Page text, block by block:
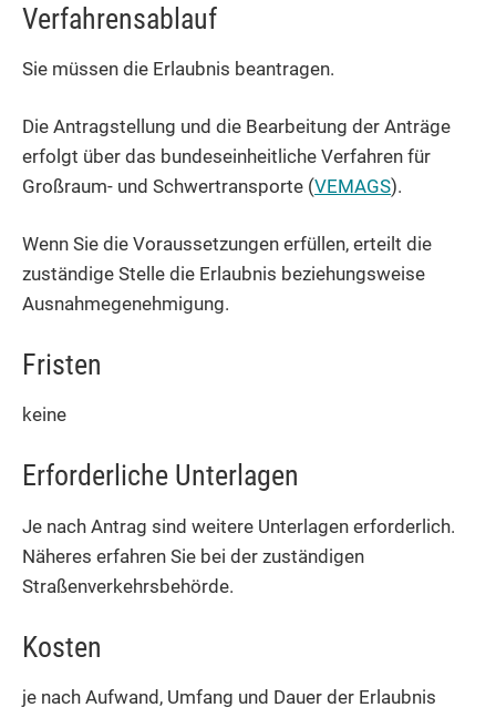
Verfahrensablauf
Sie müssen die Erlaubnis beantragen.
Die Antragstellung und die Bearbeitung der Anträge
erfolgt über das bundeseinheitliche Verfahren für
Großraum- und Schwertransporte (VEMAGS).
Wenn Sie die Voraussetzungen erfüllen, erteilt die
zuständige Stelle die Erlaubnis beziehungsweise
Ausnahmegenehmigung.
Fristen
keine
Erforderliche Unterlagen
Je nach Antrag sind weitere Unterlagen erforderlich.
Näheres erfahren Sie bei der zuständigen
Straßenverkehrsbehörde.
Kosten
je nach Aufwand, Umfang und Dauer der Erlaubnis